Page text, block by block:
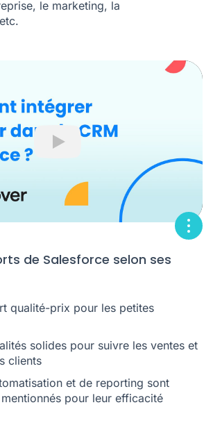
le marketing, la
Play
de Salesforce selon ses
qualité-prix pour les petites
solides pour suivre les ventes et
clients
et de reporting sont
pour leur efficacité